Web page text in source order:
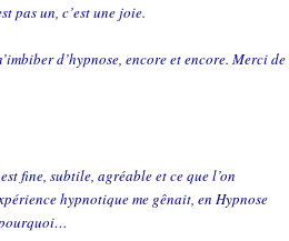
pas un, c’est une joie.
d’hypnose, encore et encore. Merci de
fine, subtile, agréable et ce que l’on
hypnotique me gênait, en Hypnose